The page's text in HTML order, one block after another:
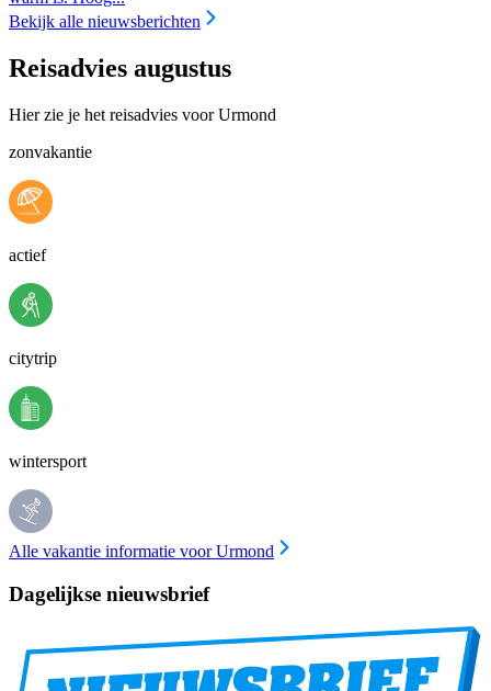
Bekijk alle nieuwsberichten
Reisadvies augustus
Hier zie je het reisadvies voor Urmond
zonvakantie
actief
citytrip
wintersport
Alle vakantie informatie voor Urmond
Dagelijkse nieuwsbrief